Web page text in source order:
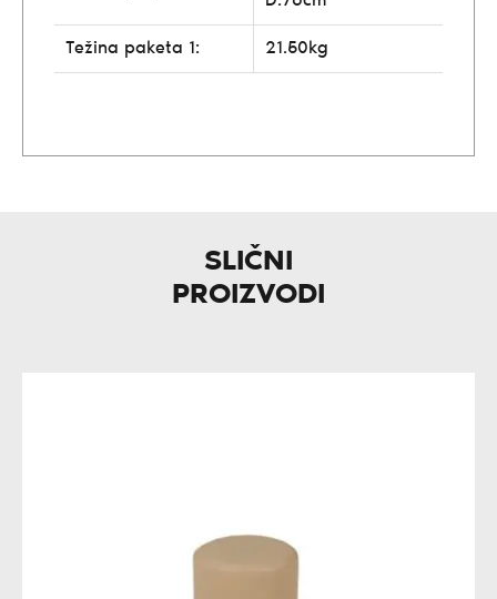
Težina paketa 1: 21.50kg
SLIČNI
PROIZVODI